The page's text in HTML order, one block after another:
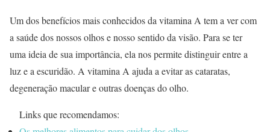
Um dos benefícios mais conhecidos da vitamina A tem a ver com
a saúde dos nossos olhos e nosso sentido da visão. Para se ter
uma ideia de sua importância, ela nos permite distinguir entre a
luz e a escuridão. A vitamina A ajuda a evitar as cataratas,
degeneração macular e outras doenças do olho.
Links que recomendamos: